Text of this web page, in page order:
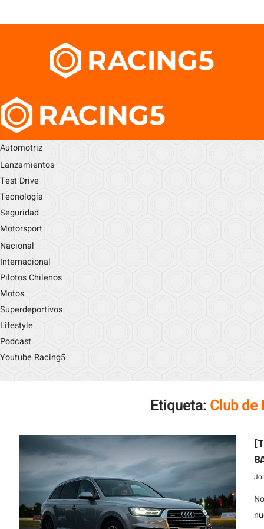
Automotriz
Lanzamientos
Test Drive
Tecnología
Seguridad
Motorsport
Nacional
Internacional
Pilotos Chilenos
Motos
Superdeportivos
Lifestyle
Podcast
Youtube Racing5
Etiqueta: Club de